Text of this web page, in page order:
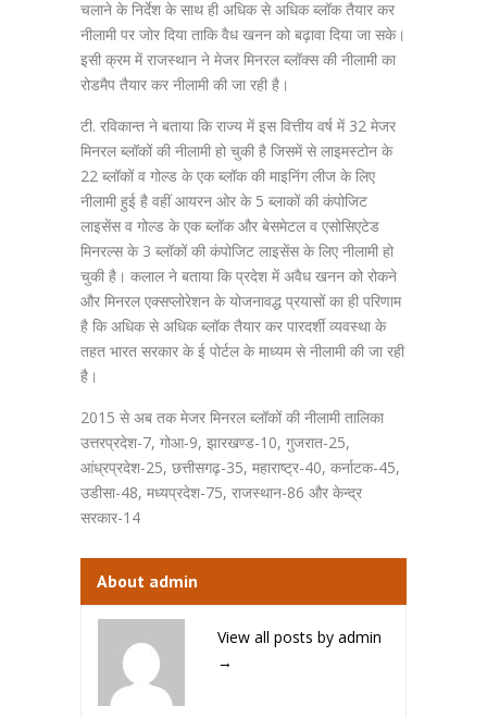
चलाने के निर्देश के साथ ही अधिक से अधिक ब्लॉक तैयार कर
नीलामी पर जोर दिया ताकि वैध खनन को बढ़ावा दिया जा सके।
इसी क्रम में राजस्थान ने मेजर मिनरल ब्लॉक्स की नीलामी का
रोडमैप तैयार कर नीलामी की जा रही है।
टी. रविकान्त ने बताया कि राज्य में इस वित्तीय वर्ष में 32 मेजर
मिनरल ब्लॉकों की नीलामी हो चुकी है जिसमें से लाइमस्टोन के
22 ब्लॉकों व गोल्ड के एक ब्लॉक की माइनिंग लीज के लिए
नीलामी हुई है वहीं आयरन ओर के 5 ब्लाकों की कंपोजिट
लाइसेंस व गोल्ड के एक ब्लॉक और बेसमेटल व एसोसिएटेड
मिनरल्स के 3 ब्लॉकों की कंपोजिट लाइसेंस के लिए नीलामी हो
चुकी है। कलाल ने बताया कि प्रदेश में अवैध खनन को रोकने
और मिनरल एक्सप्लोरेशन के योजनावद्ध प्रयासों का ही परिणाम
है कि अधिक से अधिक ब्लॉक तैयार कर पारदर्शी व्यवस्था के
तहत भारत सरकार के ई पोर्टल के माध्यम से नीलामी की जा रही
है।
2015 से अब तक मेजर मिनरल ब्लॉकों की नीलामी तालिका
उत्तरप्रदेश-7, गोआ-9, झारखण्ड-10, गुजरात-25,
आंध्रप्रदेश-25, छत्तीसगढ़-35, महाराष्ट्र-40, कर्नाटक-45,
उडीसा-48, मध्यप्रदेश-75, राजस्थान-86 और केन्द्र
सरकार-14
About admin
View all posts by admin
→